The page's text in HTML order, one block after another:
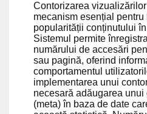
Contorizarea
mecanism esențial pentru
popularității conținutului
Sistemul permite
numărului de accesări
sau pagină, oferind
comportamentul
implementarea unui
necesară adăugarea
(meta) în baza de date